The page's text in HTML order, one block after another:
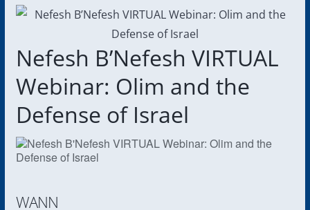
Nefesh B’Nefesh VIRTUAL
Webinar: Olim and the
Defense of Israel
WANN